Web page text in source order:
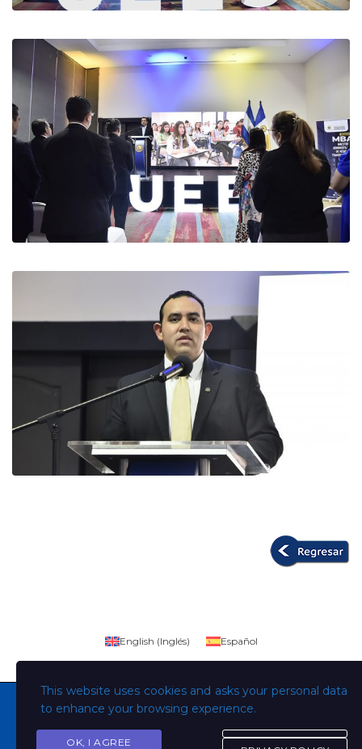
This website uses cookies and asks your personal data
to enhance your browsing experience.
OK, I AGREE
English (Inglés) Español